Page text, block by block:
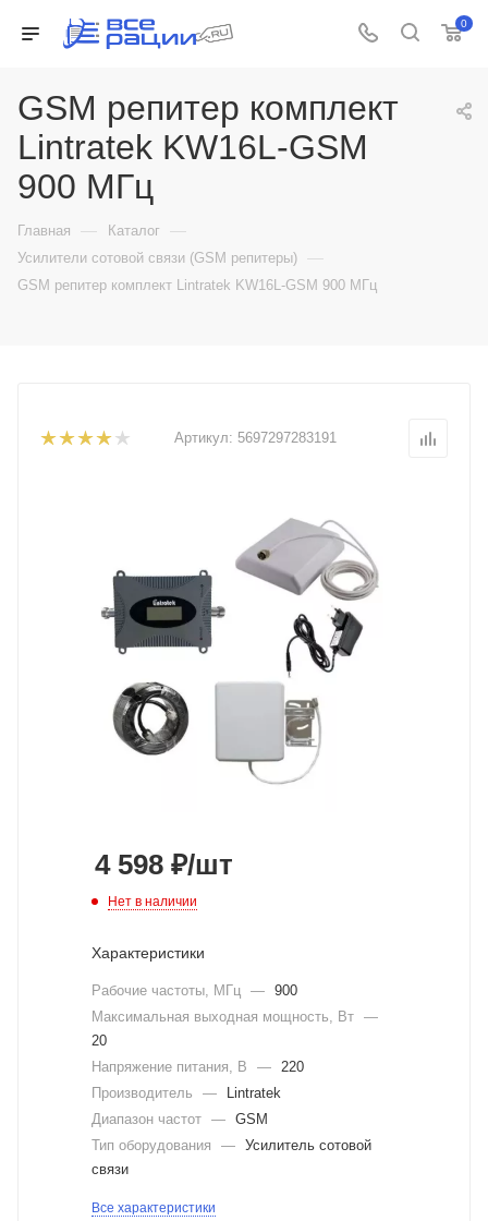
0
GSM репитер комплект
Lintratek KW16L-GSM
900 МГц
Главная — Каталог —
Усилители сотовой связи (GSM репитеры) —
GSM репитер комплект Lintratek KW16L-GSM 900 МГц
Артикул: 5697297283191
4 598 ₽/шт
Нет в наличии
Характеристики
Рабочие частоты, МГц — 900
Максимальная выходная мощность, Вт —
20
Напряжение питания, В
—
220
Производитель
—
Lintratek
Диапазон частот — GSM
Тип оборудования
— Усилитель сотовой
связи
Все характеристики